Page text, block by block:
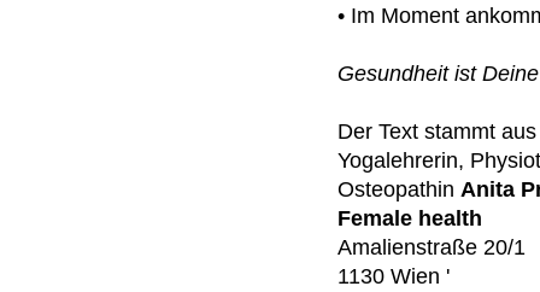
• Im Moment
Gesundheit ist
Der Text stammt
Yogalehrerin,
Osteopathin Anita
Female health
Amalienstraße 20/1
1130 Wien '